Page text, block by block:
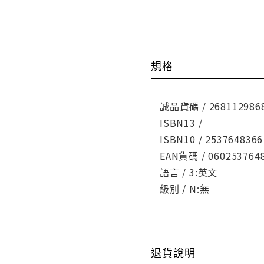
規格
誠品貨碼 /
ISBN13 /
ISBN10 / 2537648366
EAN貨碼 /
語言 / 3:英文
級別 / N:無
退貨說明